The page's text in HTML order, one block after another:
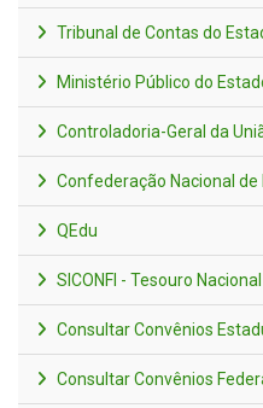
Tribunal de Contas do
Ministério Público do
Controladoria-Geral da
Confederação Nacional de
QEdu
SICONFI - Tesouro Nacional
Consultar Convênios
Consultar Convênios